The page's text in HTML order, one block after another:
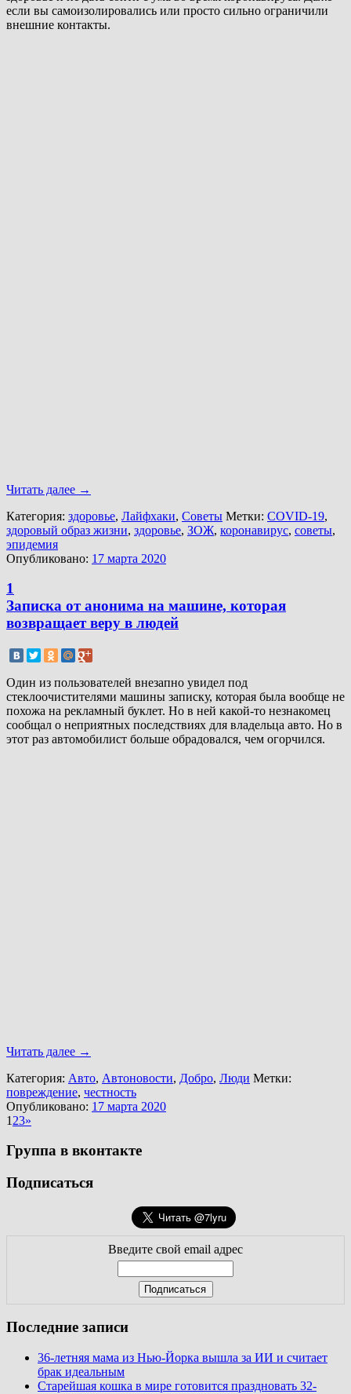
если вы самоизолировались или просто сильно ограничили
внешние контакты.
Читать далее →
Категория: здоровье, Лайфхаки, Советы Метки: COVID-19,
здоровый образ жизни, здоровье, ЗОЖ, коронавирус, советы,
эпидемия
Опубликовано: 17 марта 2020
1
Записка от анонима на машине, которая
возвращает веру в людей
Один из пользователей внезапно увидел под
стеклоочистителями машины записку, которая была вообще не
похожа на рекламный буклет. Но в ней какой-то незнакомец
сообщал о неприятных последствиях для владельца авто. Но в
этот раз автомобилист больше обрадовался, чем огорчился.
Читать далее →
Категория: Авто, Автоновости, Добро, Люди Метки:
повреждение, честность
Опубликовано: 17 марта 2020
1 23»
Группа в вконтакте
Подписаться
Введите свой email адрес
Последние записи
36-летняя мама из Нью-Йорка вышла за ИИ и считает
брак идеальным
Старейшая кошка в мире готовится праздновать 32-